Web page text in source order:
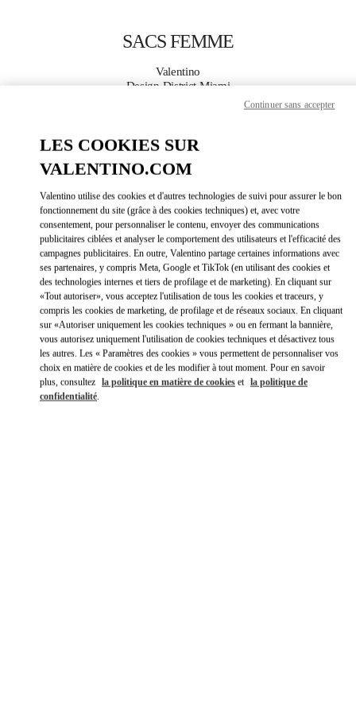
SACS FEMME
Valentino
Design District Miami
PLUS DE DÉTAILS
OBTENIR DES DIRECTIONSLINK
Link Opens in New Tab
LES COOKIES SUR
VALENTINO.COM
Valentino utilise des cookies et d'autres technologies de suivi pour assurer le bon
fonctionnement du site (grâce à des cookies techniques) et, avec votre
consentement, pour personnaliser le contenu, envoyer des communications
publicitaires ciblées et analyser le comportement des utilisateurs et l'efficacité des
campagnes publicitaires. En outre, Valentino partage certaines informations avec
ses partenaires, y compris Meta, Google et TikTok (en utilisant des cookies et
des technologies internes et tiers de profilage et de marketing). En cliquant sur
«Tout autoriser», vous acceptez l'utilisation de tous les cookies et traceurs, y
compris les cookies de marketing, de profilage et de réseaux sociaux. En cliquant
sur «Autoriser uniquement les cookies techniques » ou en fermant la bannière,
vous autorisez uniquement l'utilisation de cookies techniques et désactivez tous
les autres. Les « Paramètres des cookies » vous permettent de personnaliser vos
choix en matière de cookies et de les modifier à tout moment. Pour en savoir
plus, consultez la politique en matière de cookies et la politique de
confidentialité.
Continuer sans accepter